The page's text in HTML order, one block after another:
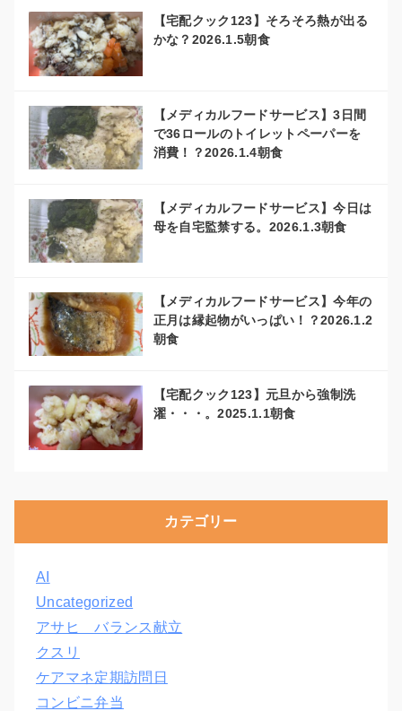
【宅配クック123】そろそろ熱が出る
かな？2026.1.5朝食
【メディカルフードサービス】3日間
で36ロールのトイレットペーパーを
消費！？2026.1.4朝食
【メディカルフードサービス】今日は
母を自宅監禁する。2026.1.3朝食
【メディカルフードサービス】今年の
正月は縁起物がいっぱい！？2026.1.2
朝食
【宅配クック123】元旦から強制洗
濯・・・。2025.1.1朝食
カテゴリー
AI
Uncategorized
アサヒ バランス献立
クスリ
ケアマネ定期訪問日
コンビニ弁当